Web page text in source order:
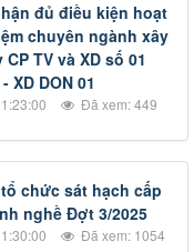
đủ điều kiện hoạt
chuyên ngành xây
TV và XD số 01
XD DON 01
Đã xem: 449
chức sát hạch cấp
nghề Đợt 3/2025
Đã xem: 1054